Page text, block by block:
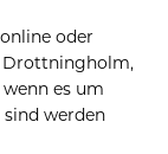
oder
Drottningholm,
es um
werden